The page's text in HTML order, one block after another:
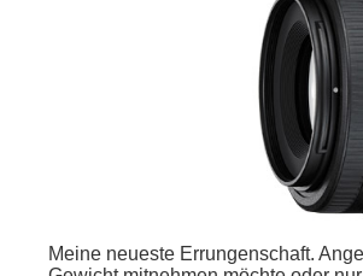
Meine neueste Errungenschaft.